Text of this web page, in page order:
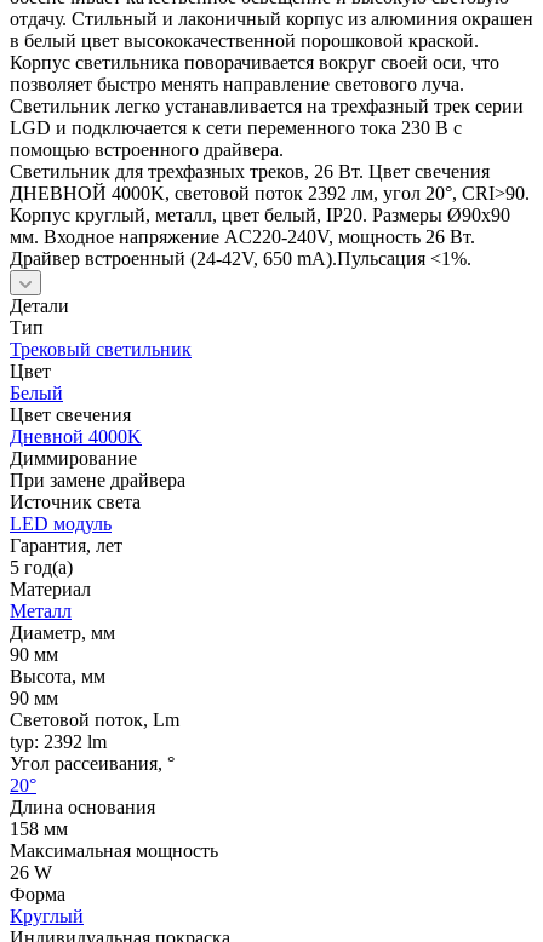
отдачу. Стильный и лаконичный корпус из алюминия окрашен
в белый цвет высококачественной порошковой краской.
Корпус светильника поворачивается вокруг своей оси, что
позволяет быстро менять направление светового луча.
Светильник легко устанавливается на трехфазный трек серии
LGD и подключается к сети переменного тока 230 В с
помощью встроенного драйвера.
Светильник для трехфазных треков, 26 Вт. Цвет свечения
ДНЕВНОЙ 4000K, световой поток 2392 лм, угол 20°, CRI>90.
Корпус круглый, металл, цвет белый, IP20. Размеры Ø90x90
мм. Входное напряжение AC220-240V, мощность 26 Вт.
Драйвер встроенный (24-42V, 650 mA).Пульсация <1%.
Детали
Тип
Трековый светильник
Цвет
Белый
Цвет свечения
Дневной 4000K
Диммирование
При замене драйвера
Источник cвета
LED модуль
Гарантия, лет
5 год(а)
Материал
Металл
Диаметр, мм
90 мм
Высота, мм
90 мм
Световой поток, Lm
typ: 2392 lm
Угол рассеивания, °
20°
Длина основания
158 мм
Максимальная мощность
26 W
Форма
Круглый
Индивидуальная покраска